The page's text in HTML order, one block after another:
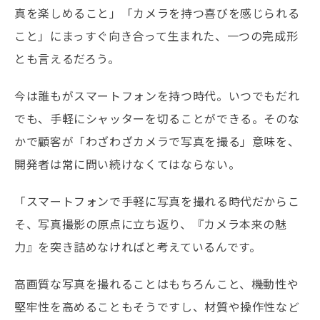
真を楽しめること」「カメラを持つ喜びを感じられる
こと」にまっすぐ向き合って生まれた、一つの完成形
とも言えるだろう。
今は誰もがスマートフォンを持つ時代。いつでもだれ
でも、手軽にシャッターを切ることができる。そのな
かで顧客が「わざわざカメラで写真を撮る」意味を、
開発者は常に問い続けなくてはならない。
「スマートフォンで手軽に写真を撮れる時代だからこ
そ、写真撮影の原点に立ち返り、『カメラ本来の魅
力』を突き詰めなければと考えているんです。
高画質な写真を撮れることはもちろんこと、機動性や
堅牢性を高めることもそうですし、材質や操作性など